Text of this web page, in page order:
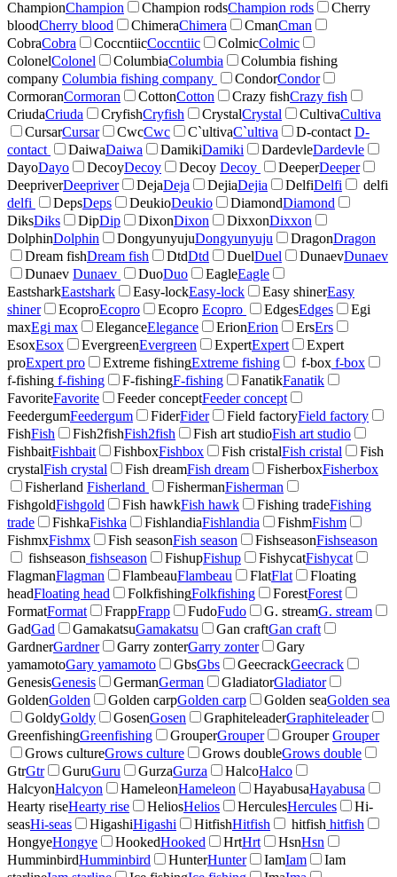
ChampionChampion Champion rodsChampion rods
Cherry
bloodCherry blood ChimeraChimera CmanCman
CobraCobra CoccntiicCoccntiic ColmicColmic
ColonelColonel ColumbiaColumbia
Columbia fishing
company Columbia fishing company CondorCondor
CormoranCormoran CottonCotton Crazy fishCrazy fish
CriudaCriuda CryfishCryfish CrystalCrystal CultivaCultiva
CursarCursar CwcCwc C`ultivaC`ultiva D-contact D-
contact
DaiwaDaiwa DamikiDamiki DardevleDardevle
DayoDayo DecoyDecoy Decoy Decoy DeeperDeeper
DeepriverDeepriver DejaDeja DejiaDejia DelfiDelfi
delfi
delfi
DepsDeps DeukioDeukio DiamondDiamond
DiksDiks DipDip DixonDixon DixxonDixxon
DolphinDolphin DongyunyujuDongyunyuju DragonDragon
Dream fishDream fish DtdDtd DuelDuel DunaevDunaev
Dunaev Dunaev DuoDuo EagleEagle
EastsharkEastshark Easy-lockEasy-lock Easy shinerEasy
shiner
EcoproEcopro Ecopro Ecopro EdgesEdges
Egi
maxEgi max EleganceElegance ErionErion ErsErs
EsoxEsox EvergreenEvergreen ExpertExpert
Expert
proExpert pro Extreme fishingExtreme fishing f-box f-box
f-fishing f-fishing F-fishingF-fishing FanatikFanatik
FavoriteFavorite Feeder conceptFeeder concept
FeedergumFeedergum FiderFider Field factoryField factory
FishFish Fish2fishFish2fish Fish art studioFish art studio
FishbaitFishbait FishboxFishbox Fish cristalFish cristal
Fish
crystalFish crystal Fish dreamFish dream FisherboxFisherbox
Fisherland Fisherland FishermanFisherman
FishgoldFishgold Fish hawkFish hawk Fishing tradeFishing
trade
FishkaFishka FishlandiaFishlandia FishmFishm
FishmxFishmx Fish seasonFish season FishseasonFishseason
fishseason fishseason FishupFishup FishycatFishycat
FlagmanFlagman FlambeauFlambeau FlatFlat
Floating
headFloating head FolkfishingFolkfishing ForestForest
FormatFormat FrappFrapp FudoFudo G. streamG. stream
GadGad GamakatsuGamakatsu Gan craftGan craft
GardnerGardner Garry zonterGarry zonter
Gary
yamamotoGary yamamoto GbsGbs GeecrackGeecrack
GenesisGenesis GermanGerman GladiatorGladiator
GoldenGolden Golden carpGolden carp Golden seaGolden sea
GoldyGoldy GosenGosen GraphiteleaderGraphiteleader
GreenfishingGreenfishing GrouperGrouper GrouperGrouper
Grows cultureGrows culture Grows doubleGrows double
GtrGtr GuruGuru GurzaGurza HalcoHalco
HalcyonHalcyon HameleonHameleon HayabusaHayabusa
Hearty riseHearty rise HeliosHelios HerculesHercules
Hi-
seasHi-seas HigashiHigashi HitfishHitfish hitfish hitfish
HongyeHongye HookedHooked HrtHrt HsnHsn
HumminbirdHumminbird HunterHunter IamIam
Iam